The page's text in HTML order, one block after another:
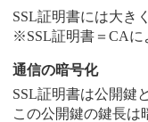
SSL証明書には大き
※SSL証明書＝CAに
通信の暗号化
SSL証明書は公開鍵
この公開鍵の鍵長は